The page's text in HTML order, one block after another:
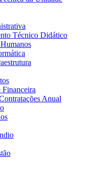
Técnico Didático
Financeira
Anual